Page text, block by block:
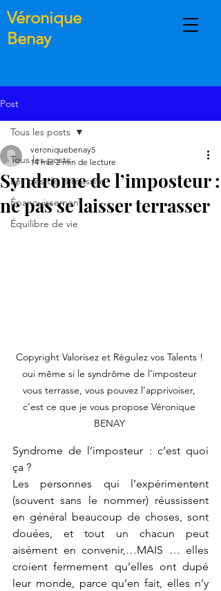
Véronique
Benay
Post
Tous les posts
Les clés de la réussite
Épanouissement
Équilibre de vie
Tous les posts
Syndrome de l’imposteur :
ne pas se laisser terrasser
veroniquebenay5
14 mai 2 min de lecture
Copyright Valorisez et Régulez vos Talents !
oui même si le syndrôme de l’imposteur
vous terrasse, vous pouvez l’apprivoiser,
c’est ce que je vous propose Véronique
BENAY
Syndrome de l’imposteur : c’est quoi
ça ?
Les personnes qui l’expérimentent
(souvent sans le nommer) réussissent
en général beaucoup de choses, sont
douées, et tout un chacun peut
aisément en convenir,…MAIS … elles
croient fermement qu’elles ont dupé
leur monde, parce qu’en fait, elles n’y